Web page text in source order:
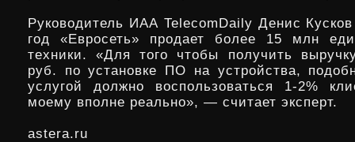
Руководитель ИАА TelecomDaily Денис Кусков
год «Евросеть» продает более 15 млн
техники. «Для того чтобы получить
руб. по установке ПО на устройства,
услугой должно воспользоваться 1-2%
моему вполне реально», — считает эксперт.
astera.ru